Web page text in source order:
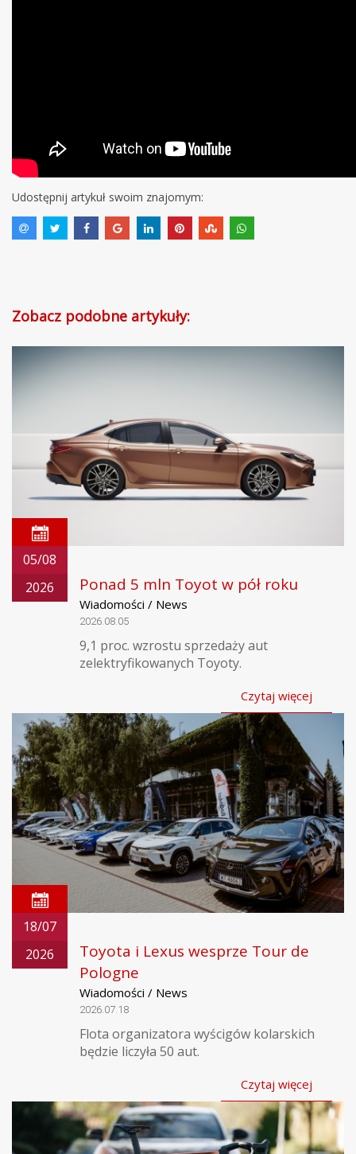
Udostępnij artykuł swoim znajomym:
Zobacz podobne artykuły:
05/08
2026
Ponad 5 mln Toyot w pół roku
Wiadomości / News
2026.08.05
9,1 proc. wzrostu sprzedaży aut
zelektryfikowanych Toyoty.
Czytaj więcej
18/07
2026
Toyota i Lexus wesprze Tour de
Pologne
Wiadomości / News
2026.07.18
Flota organizatora wyścigów kolarskich
będzie liczyła 50 aut.
Czytaj więcej